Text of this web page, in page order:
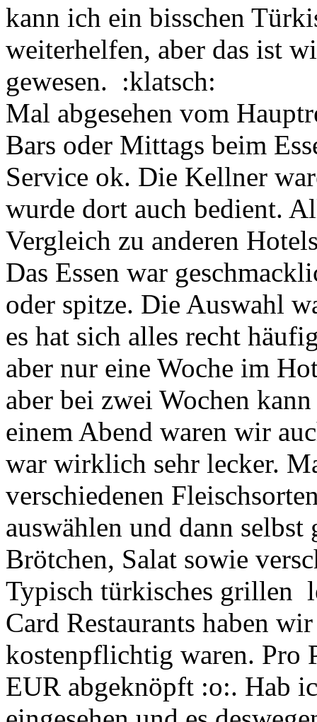
kann ich ein bisschen
weiterhelfen, aber das ist
gewesen. :klatsch:
Mal abgesehen vom
Bars oder Mittags beim
Service ok. Die Kellner
wurde dort auch bedient.
Vergleich zu anderen
Das Essen war
oder spitze. Die Auswahl
es hat sich alles recht
aber nur eine Woche im
aber bei zwei Wochen
einem Abend waren wir
war wirklich sehr lecker.
verschiedenen
auswählen und dann
Brötchen, Salat sowie
Typisch türkisches grillen
Card Restaurants haben
kostenpflichtig waren. Pro
EUR abgeknöpft :o:. Hab